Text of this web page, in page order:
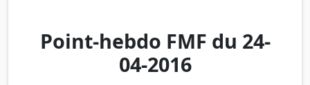
Point-hebdo FMF du 24-
04-2016